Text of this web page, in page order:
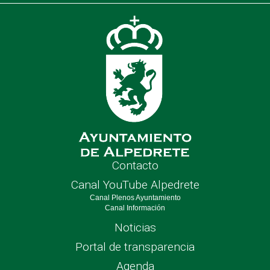
de
Contacto
Canal YouTube Alpedrete
Canal Plenos Ayuntamiento
Canal Información
Noticias
Portal de transparencia
Agenda